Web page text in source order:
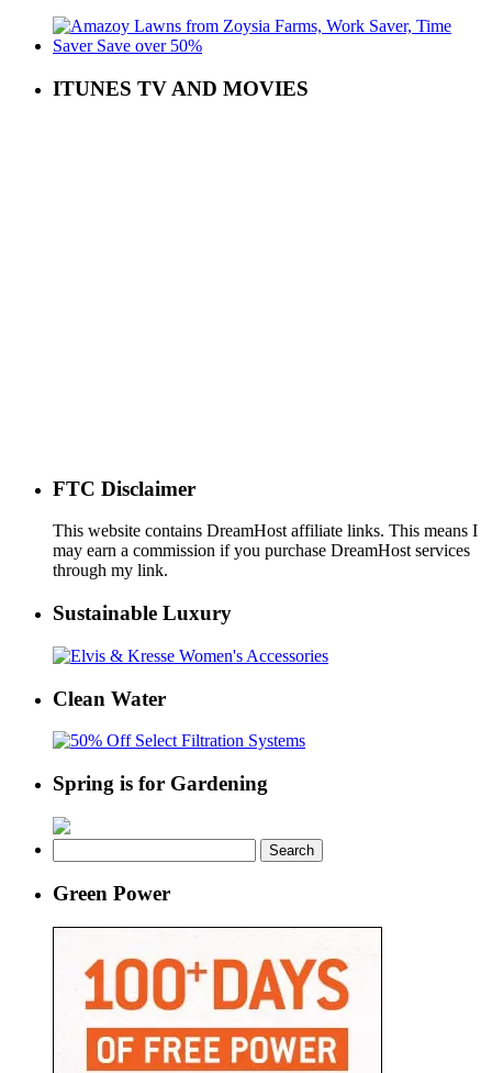
ITUNES TV AND MOVIES
FTC Disclaimer
This website contains DreamHost affiliate links. This means I
may earn a commission if you purchase DreamHost services
through my link.
Sustainable Luxury
Clean Water
Spring is for Gardening
for:
Green Power